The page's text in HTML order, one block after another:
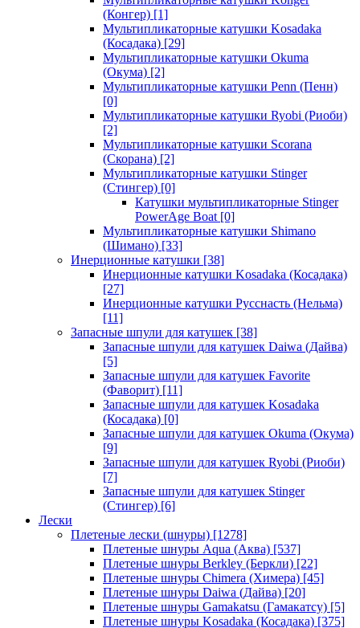
(Конгер) [1]
Мультипликаторные катушки Kosadaka
(Косадака) [29]
Мультипликаторные катушки Okuma
(Окума) [2]
Мультипликаторные катушки Penn (Пенн)
[0]
Мультипликаторные катушки Ryobi (Риоби)
[2]
Мультипликаторные катушки Scorana
(Скорана) [2]
Мультипликаторные катушки Stinger
(Стингер) [0]
Катушки мультипликаторные Stinger
PowerAge Boat [0]
Мультипликаторные катушки Shimano
(Шимано) [33]
Инерционные катушки [38]
Инерционные катушки Kosadaka (Косадака)
[27]
Инерционные катушки Русснасть (Нельма)
[11]
Запасные шпули для катушек [38]
Запасные шпули для катушек Daiwa (Дайва)
[5]
Запасные шпули для катушек Favorite
(Фаворит) [11]
Запасные шпули для катушек Kosadaka
(Косадака) [0]
Запасные шпули для катушек Okuma (Окума)
[9]
Запасные шпули для катушек Ryobi (Риоби)
[7]
Запасные шпули для катушек Stinger
(Стингер) [6]
Лески
Плетеные лески (шнуры) [1278]
Плетеные шнуры Aqua (Аква) [537]
Плетеные шнуры Berkley (Беркли) [22]
Плетеные шнуры Chimera (Химера) [45]
Плетеные шнуры Daiwa (Дайва) [20]
Плетеные шнуры Gamakatsu (Гамакатсу) [5]
Плетеные шнуры Kosadaka (Косадака) [375]